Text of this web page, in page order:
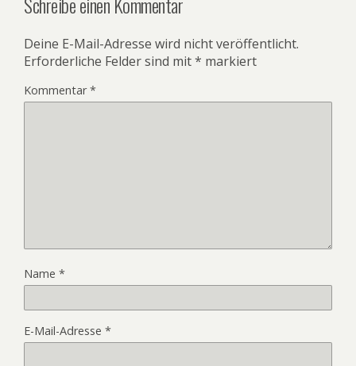
Deine E-Mail-Adresse wird nicht veröffentlicht.
Erforderliche Felder sind mit* markiert
Kommentar*
Name *
E-Mail-Adresse *